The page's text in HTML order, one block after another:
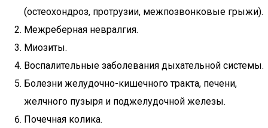
(остеохондроз, протрузии, межпозвонковые грыжи).
Межреберная невралгия.
Миозиты.
Воспалительные заболевания дыхательной системы.
Болезни желудочно-кишечного тракта, печени,
желчного пузыря и поджелудочной железы.
Почечная колика.